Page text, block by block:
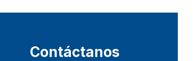
Contáctanos